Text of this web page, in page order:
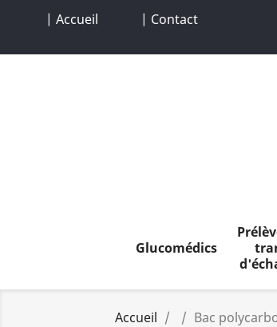
| Accueil | Contact
Glucomédics
Accueil Bac